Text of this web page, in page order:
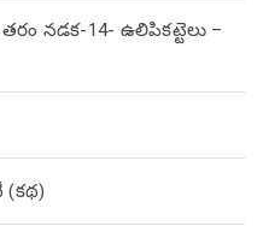
నడక-14- ఉలిపికట్టెలు –